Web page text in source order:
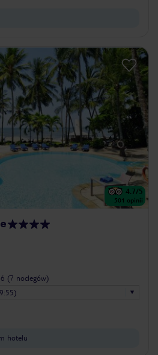
4.7/5
501 opinii
(7 noclegów)
hotelu